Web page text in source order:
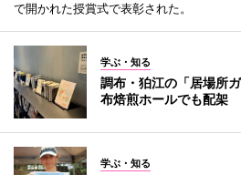
で開かれた授賞式で表彰された。
学ぶ・知る
調布・狛江の「居場所
布焙煎ホールでも配架
学ぶ・知る